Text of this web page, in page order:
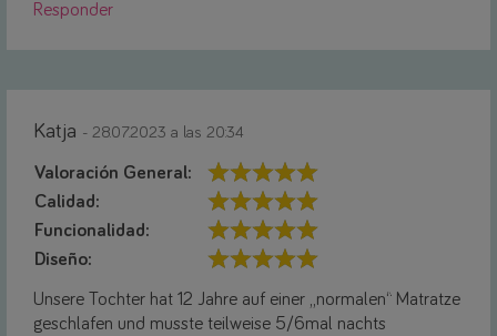
Responder
Katja - 28.07.2023 a las 20:34
Valoración General:
Calidad:
Funcionalidad:
Diseño:
Unsere Tochter hat 12 Jahre auf einer „normalen“ Matratze
geschlafen und musste teilweise 5/6mal nachts